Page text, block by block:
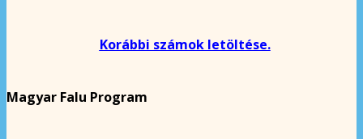
Korábbi számok letöltése.
Magyar Falu Program